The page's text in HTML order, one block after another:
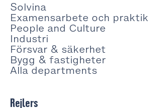
Solvina
Examensarbete och praktik
People and Culture
Industri
Försvar & säkerhet
Bygg & fastigheter
Alla departments
Rejlers